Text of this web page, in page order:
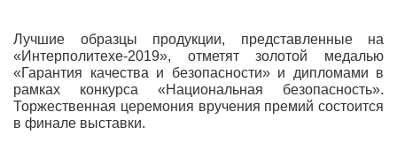
Лучшие образцы продукции, представленные на
«Интерполитехе-2019», отметят золотой медалью
«Гарантия качества и безопасности» и дипломами в
рамках конкурса «Национальная безопасность».
Торжественная церемония вручения премий состоится
в финале выставки.